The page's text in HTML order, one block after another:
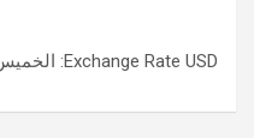
Exchange Rate USD : الخميس, 6